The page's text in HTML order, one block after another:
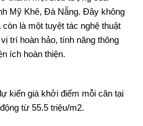
Mỹ Khê, Đà Nẵng. Đây không
là một tuyệt tác nghệ thuật
trí hoàn hảo, tính năng thông
ích hoàn thiện.
từ 55.5 triệu/m2.